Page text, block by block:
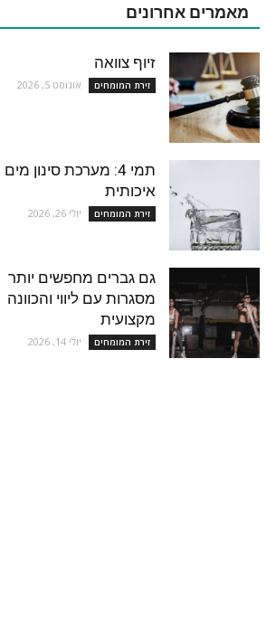
מאמרים אחרונים
זיוף צוואה
זירת המומחים אוגוסט 5, 2026
תמי 4: מערכת סינון מים
איכותית
זירת המומחים יולי 26, 2026
גם גברים מחפשים יותר
מסגרות עם ליווי והכוונה
מקצועית
זירת המומחים יולי 14, 2026